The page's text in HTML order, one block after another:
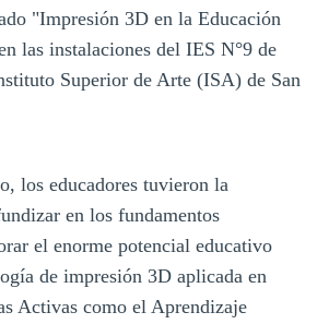
"Impresión 3D en la Educación
las instalaciones del IES N°9 de
Superior de Arte (ISA) de San
los educadores tuvieron la
en los fundamentos
el enorme potencial educativo
de impresión 3D aplicada en
Activas como el Aprendizaje